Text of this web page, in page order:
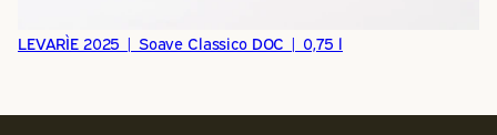
LEVARÌE 2025 | Soave Classico DOC | 0,75 l